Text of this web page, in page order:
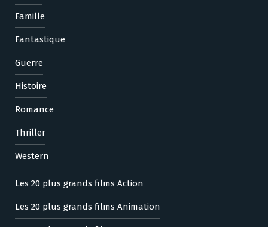
Famille
Fantastique
Guerre
Histoire
Romance
Thriller
Western
Les 20 plus grands films Action
Les 20 plus grands films Animation